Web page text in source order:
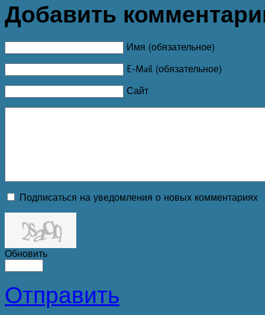
Добавить
Имя (обязательное)
E-Mail (обязательное)
Сайт
Подписаться на уведомления о новых комментариях
Обновить
Отправить